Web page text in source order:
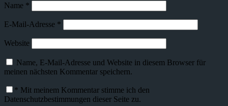
Name *
E-Mail-Adresse *
Website
Name, E-Mail-Adresse und Website in diesem Browser für
meinen nächsten Kommentar speichern.
* Mit meinem Kommentar stimme ich den
Datenschutzbestimmungen dieser Seite zu.